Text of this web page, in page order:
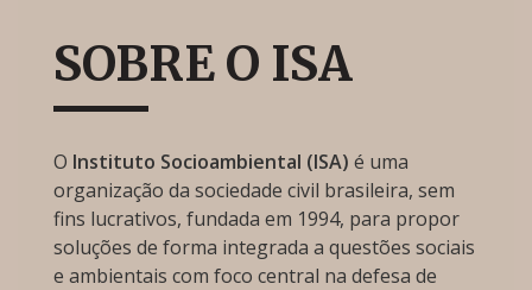
SOBRE O ISA
O Instituto Socioambiental (ISA) é uma
organização da sociedade civil brasileira, sem
fins lucrativos, fundada em 1994, para propor
soluções de forma integrada a questões sociais
e ambientais com foco central na defesa de